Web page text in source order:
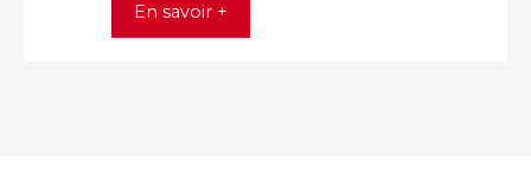
En savoir +